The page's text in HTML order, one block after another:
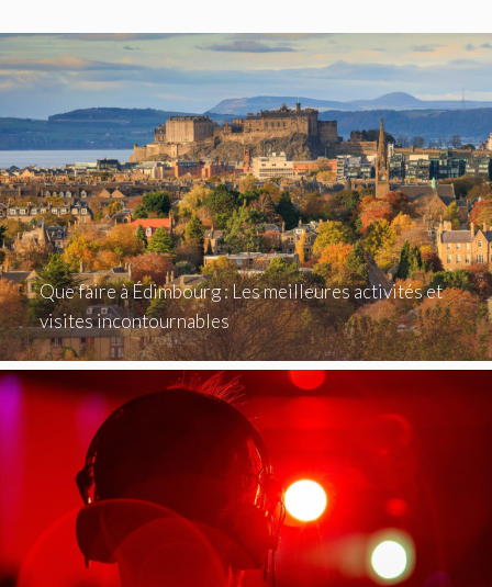
Que faire à Édimbourg : Les meilleures activités et
visites incontournables